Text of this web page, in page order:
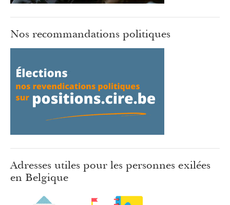
Nos recommandations politiques
Adresses utiles pour les personnes exilées
en Belgique